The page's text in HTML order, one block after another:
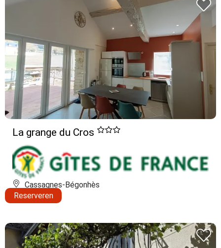
La grange du Cros
Cassagnes-Bégonhès
Reserveren